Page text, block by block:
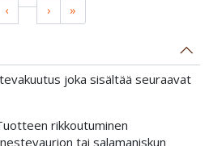
‹ › »
joka sisältää seuraavat
rikkoutuminen
tai salamaniskun